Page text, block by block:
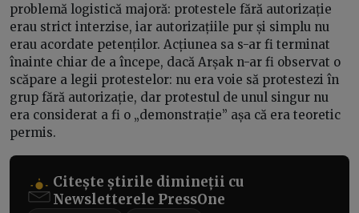
problemă logistică majoră: protestele fără autorizație
erau strict interzise, iar autorizațiile pur și simplu nu
erau acordate petenților. Acțiunea sa s-ar fi terminat
înainte chiar de a începe, dacă Arșak n-ar fi observat o
scăpare a legii protestelor: nu era voie să protestezi în
grup fără autorizație, dar protestul de unul singur nu
era considerat a fi o „demonstrație” așa că era teoretic
permis.
Citește știrile dimineții cu
Newsletterele PressOne